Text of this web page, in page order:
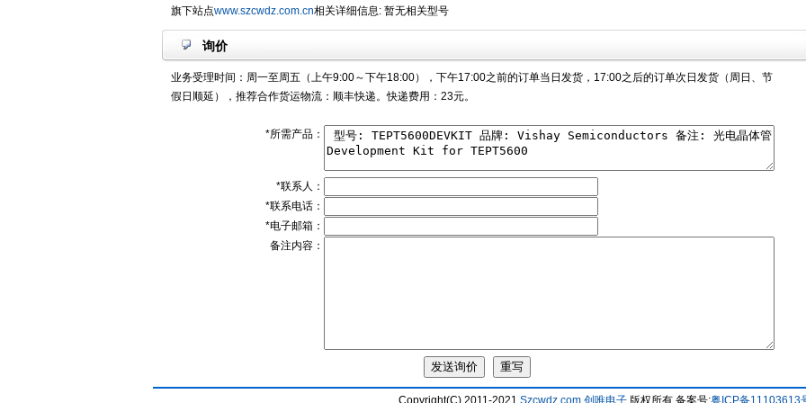
旗下站点www.szcwdz.com.cn相关详细信息: 暂无相关型号
询价
业务受理时间：周一至周五（上午9:00～下午18:00），下午17:00之前的订单当日发货，17:00之后的订单次日发货（周日、节
假日顺延），推荐合作货运物流：顺丰快递。快递费用：23元。
*所需产品：
*联系人：
*联系电话：
*电子邮箱：
备注内容：
Copyright(C) 2011-2021 Szcwdz.com 创唯电子版权所有 备案号:粤ICP备11103613